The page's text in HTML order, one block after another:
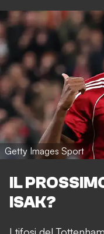
Getty Images Sport
IL
ISAK?